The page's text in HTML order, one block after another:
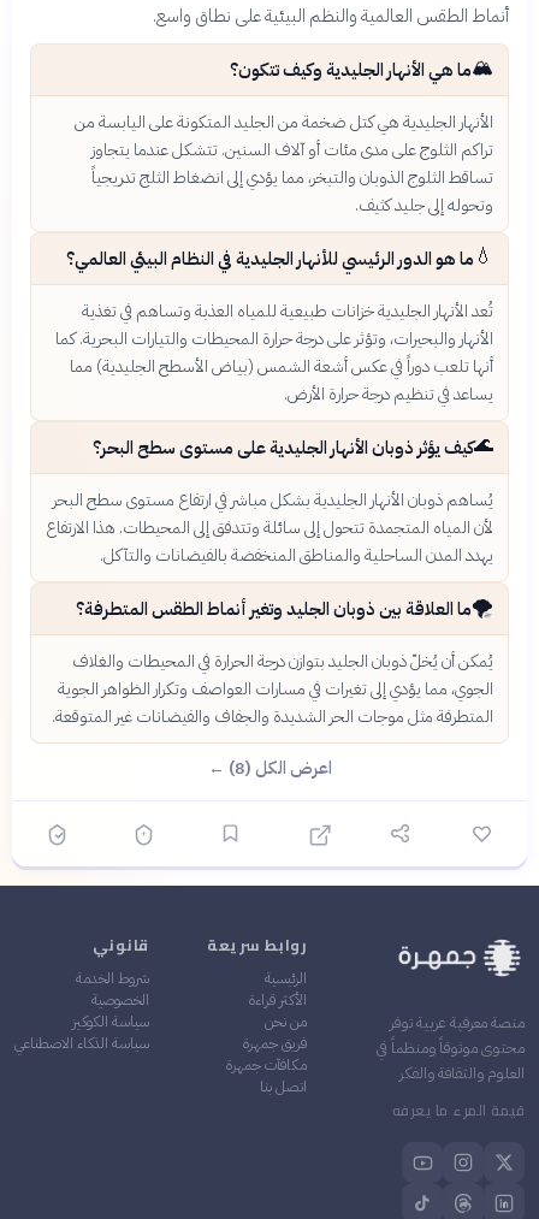
أنماط الطقس العالمية والنظم البيئية على نطاق واسع.
🏔️ما هي الأنهار الجليدية وكيف تتكون؟
الأنهار الجليدية هي كتل ضخمة من الجليد المتكونة على اليابسة من
تراكم الثلوج على مدى مئات أو آلاف السنين. تتشكل عندما يتجاوز
تساقط الثلوج الذوبان والتبخر، مما يؤدي إلى انضغاط الثلج تدريجياً
وتحوله إلى جليد كثيف.
💧 ما هو الدور الرئيسي للأنهار الجليدية في النظام البيئي العالمي؟
تُعد الأنهار الجليدية خزانات طبيعية للمياه العذبة وتساهم في تغذية
الأنهار والبحيرات، وتؤثر على درجة حرارة المحيطات والتيارات البحرية. كما
أنها تلعب دوراً في عكس أشعة الشمس (بياض الأسطح الجليدية) مما
يساعد في تنظيم درجة حرارة الأرض.
🌊كيف يؤثر ذوبان الأنهار الجليدية على مستوى سطح البحر؟
يُساهم ذوبان الأنهار الجليدية بشكل مباشر في ارتفاع مستوى سطح البحر
لأن المياه المتجمدة تتحول إلى سائلة وتتدفق إلى المحيطات. هذا الارتفاع
يهدد المدن الساحلية والمناطق المنخفضة بالفيضانات والتآكل.
🌪️ما العلاقة بين ذوبان الجليد وتغير أنماط الطقس المتطرفة؟
يُمكن أن يُخلّ ذوبان الجليد بتوازن درجة الحرارة في المحيطات والغلاف
الجوي، مما يؤدي إلى تغيرات في مسارات العواصف وتكرار الظواهر الجوية
المتطرفة مثل موجات الحر الشديدة والجفاف والفيضانات غير المتوقعة.
اعرض الكل (8) ←
منصة معرفية عربية توفر
محتوى موثوقاً ومنظماً في
العلوم والثقافة والفكر
قيمة المرء ما يعرفه
روابط سريعة
الرئيسية
الأكثر قراءة
من نحن
فريق جمهرة
مكافآت جمهرة
اتصل بنا
قانوني
شروط الخدمة
الخصوصية
سياسة الكوكيز
سياسة الذكاء الاصطناعي